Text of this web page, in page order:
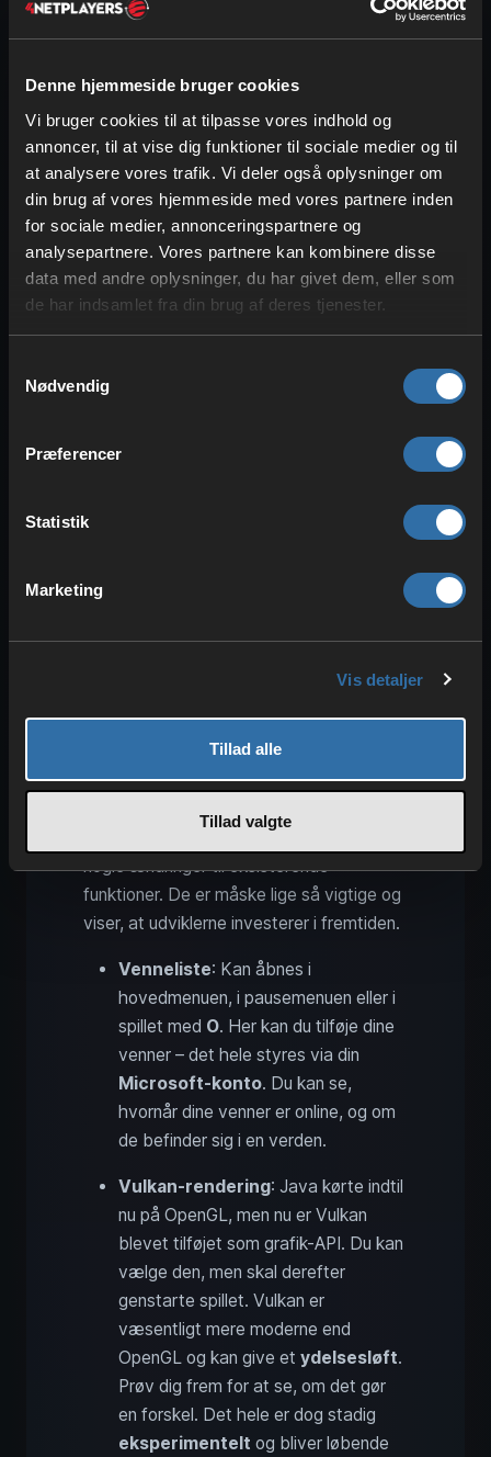
Denne hjemmeside bruger cookies
Vi bruger cookies til at tilpasse vores indhold og
annoncer, til at vise dig funktioner til sociale medier og til
at analysere vores trafik. Vi deler også oplysninger om
din brug af vores hjemmeside med vores partnere inden
for sociale medier, annonceringspartnere og
analysepartnere. Vores partnere kan kombinere disse
data med andre oplysninger, du har givet dem, eller som
de har indsamlet fra din brug af deres tjenester.
Nødvendig
Præferencer
Statistik
Marketing
Vis detaljer
Tillad alle
Tillad valgte
har tilføjet musik, og Chaos Cubes er
ingen undtagelse. For det første kan du
igen finde enny musikplade, der hedder
“Bounce”. Du kan kun finde den, hvis en
svovlhulekrydser en forladt minegang,
og der står en kiste med loot. Pladen har
dog en chance på 42% for at dukke op.
Også idet normale spilforløbkan du
hørenye tracks, som den nye komponist
numre
kan høres: Memories, Ebb, Home,
Peaceful-spawns og Vulkan-
nogle ændringer til eksisterende
funktioner. De er måske lige så vigtige og
viser, at udviklerne investerer i fremtiden.
Venneliste: Kan åbnes i
hovedmenuen, i pausemenuen eller i
spillet med O. Her kan du tilføje dine
venner – det hele styres via din
Microsoft-konto. Du kan se,
hvornår dine venner er online, og om
de befinder sig i en verden.
Vulkan-rendering: Java kørte indtil
nu på OpenGL, men nu er Vulkan
blevet tilføjet som grafik-API. Du kan
vælge den, men skal derefter
genstarte spillet. Vulkan er
væsentligt mere moderne end
OpenGL og kan give et ydelsesløft.
Prøv dig frem for at se, om det gør
en forskel. Det hele er dog stadig
eksperimentelt og bliver løbende